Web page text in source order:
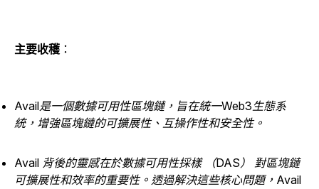
主要收穫 ：
Avail是一個數據可用性區塊鏈，旨在統一Web3生態系
統，增強區塊鏈的可擴展性、互操作性和安全性。
Avail 背後的靈感在於數據可用性採樣 （DAS） 對區塊鏈
可擴展性和效率的重要性。透過解決這些核心問題，Avail